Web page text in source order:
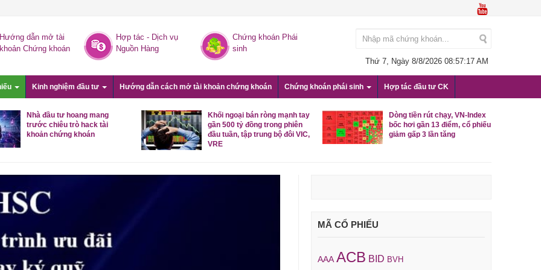
Hướng dẫn mở tài
khoản Chứng khoán
Hợp tác - Dịch vụ
Nguồn Hàng
Chứng khoán Phái
sinh
Thứ 7, Ngày 8/8/2026 08:57:18 AM
Kinh nghiệm đầu tư Hướng dẫn cách mở tài khoản chứng khoán Chứng khoán phái sinh Hợp tác đầu tư CK
Nhà đầu tư hoang mang
trước chiêu trò hack tài
khoản chứng khoán
Khối ngoại bán ròng mạnh tay
gần 500 tỷ đồng trong phiên
đầu tuần, tập trung bộ đôi VIC,
VRE
Dòng tiền rút chạy, VN-Index
bốc hơi gần 13 điểm, cổ phiếu
giảm gấp 3 lần tăng
MÃ CỔ PHIẾU
AAA ACB BID BVH